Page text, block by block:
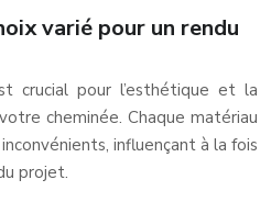
varié pour un rendu
crucial pour l’esthétique et la
cheminée. Chaque matériau
influençant à la fois
projet.